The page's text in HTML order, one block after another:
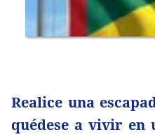
Realice una
quédese a vivir en